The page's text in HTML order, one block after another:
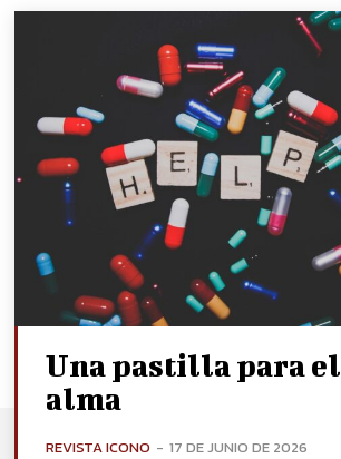
Una pastilla para el
alma
REVISTA ICONO - 17 DE JUNIO DE 2026